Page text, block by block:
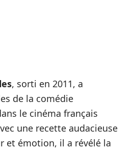
, sorti en 2011, a
de la comédie
le cinéma français
une recette audacieuse
et émotion, il a révélé la